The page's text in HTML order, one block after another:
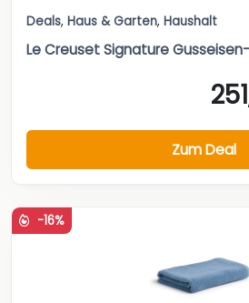
Deals, Haus & Garten, Haushalt
Le Creuset Signature
Zum Deal
-16%